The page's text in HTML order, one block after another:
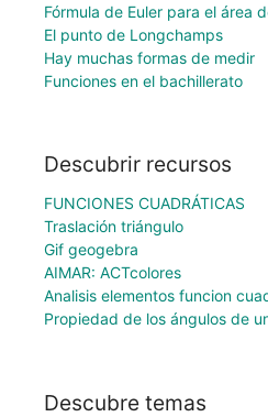
Fórmula de Euler para el área
El punto de Longchamps
Hay muchas formas de medir
Funciones en el bachillerato
Descubrir recursos
FUNCIONES CUADRÁTICAS
Traslación triángulo
Gif geogebra
AIMAR: ACTcolores
Analisis elementos funcion
Propiedad de los ángulos de
Descubre temas